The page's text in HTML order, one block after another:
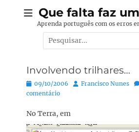
Que falta faz
Aprenda português com os erros
Pesquisar
por:
Involvendo trilhares…
Posted
on
09/10/2006 Autor:
Francisco Nunes
comentário
No Terra, em